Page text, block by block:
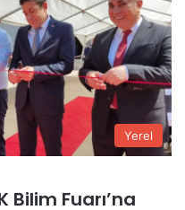
Yerel
Bilim Fuarı’na